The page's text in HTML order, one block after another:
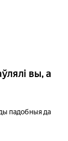
вы, а
падобныя да